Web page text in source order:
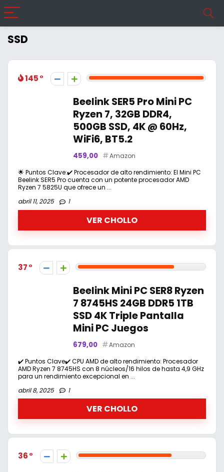
SSD
145
Beelink SER5 Pro Mini PC
Ryzen 7, 32GB DDR4,
500GB SSD, 4K @ 60Hz,
WiFi6, BT5.2
459,00
Amazon
🌟 Puntos Clave:✔️ Procesador de alto rendimiento: El Mini PC
Beelink SER5 Pro cuenta con un potente procesador AMD
Ryzen 7 5825U que ofrece un ...
abril 11, 2025
1
VER CHOLLO
37
Beelink Mini PC SER8 Ryzen
7 8745HS 24GB DDR5 1TB
SSD 4K Triple Pantalla
Mini PC Juegos
679,00
Amazon
✔️ Puntos Clave✔️ CPU AMD de alto rendimiento: Procesador
AMD Ryzen 7 8745HS con 8 núcleos/16 hilos de hasta 4,9 GHz
para un rendimiento excepcional en ...
abril 8, 2025
1
VER CHOLLO
36